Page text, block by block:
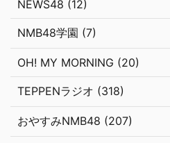
NEWS48 (12)
NMB48学園 (7)
OH! MY MORNING (20)
TEPPENラジオ (318)
おやすみNMB48 (207)